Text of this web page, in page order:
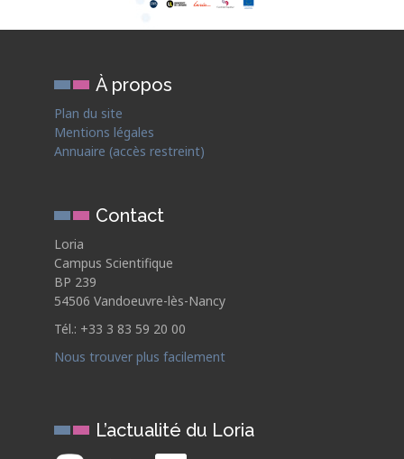
À propos
Plan du site
Mentions légales
Annuaire (accès restreint)
Contact
Loria
Campus Scientifique
BP 239
54506 Vandoeuvre-lès-Nancy
Tél.: +33 3 83 59 20 00
Nous trouver plus facilement
L’actualité du Loria